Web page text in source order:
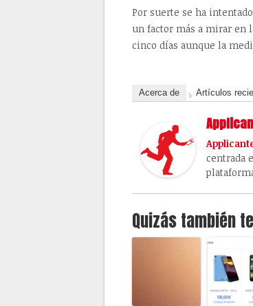
Por suerte se ha
un factor más a mirar en
cinco días aunque la
Acerca de Artículos
centrada
Quizás también